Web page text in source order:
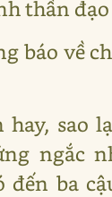
thần
báo về
sao
ngắc
đến ba